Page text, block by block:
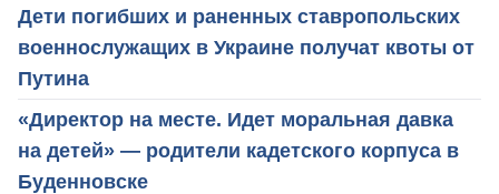
Дети погибших и раненных ставропольских
военнослужащих в Украине получат квоты от
Путина
«Директор на месте. Идет моральная давка
на детей» — родители кадетского корпуса в
Буденновске